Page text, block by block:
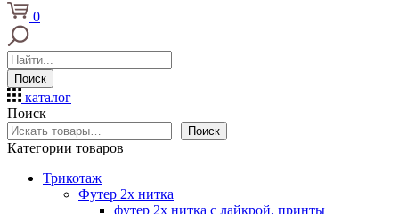
0
Поиск
каталог
Поиск
Поиск
Категории товаров
Трикотаж
Футер 2х нитка
футер 2х нитка с лайкрой, принты